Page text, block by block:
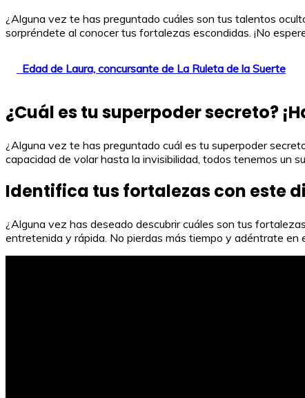
¿Alguna vez te has preguntado cuáles son tus talentos
sorpréndete al conocer tus fortalezas escondidas. ¡No
Edad de Laura, concursante de La Ruleta de la Suerte
¿Cuál es tu superpoder secreto?
¿Alguna vez te has preguntado cuál es tu superpoder
capacidad de volar hasta la invisibilidad, todos tenemos un
Identifica tus fortalezas con este
¿Alguna vez has deseado descubrir cuáles son tus
entretenida y rápida. No pierdas más tiempo y adéntrate